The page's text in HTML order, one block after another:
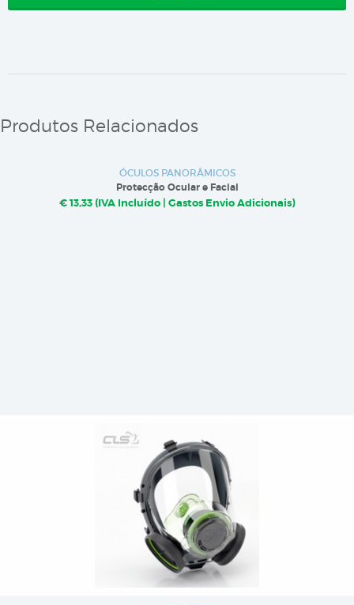
Produtos Relacionados
ÓCULOS PANORÂMICOS
Protecção Ocular e Facial
€ 13,33 (IVA Incluído | Gastos Envio Adicionais)